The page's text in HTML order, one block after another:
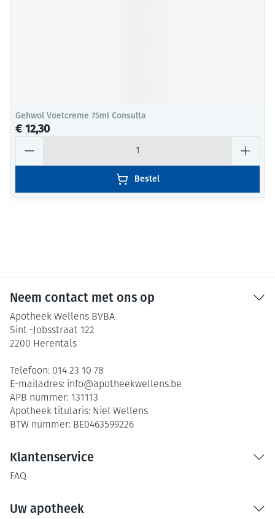
Gehwol Voetcreme 75ml Consulta
€ 12,30
Bestel
Neem contact met ons op
Apotheek Wellens BVBA
Sint -Jobsstraat 122
2200 Herentals
Telefoon: 014 23 10 78
E-mailadres: info@apotheekwellens.be
APB nummer: 131113
Apotheek titularis: Niel Wellens
BTW nummer: BE0463599226
Klantenservice
FAQ
Uw apotheek